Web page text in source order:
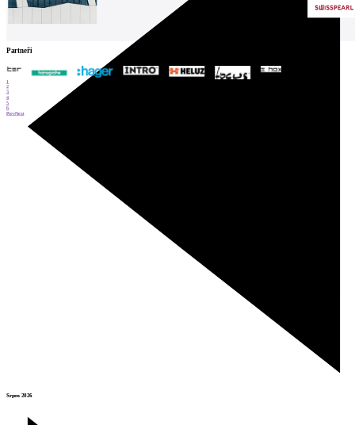
Srpen 2026
Partneři
1
2
3
4
5
6
PrevNext